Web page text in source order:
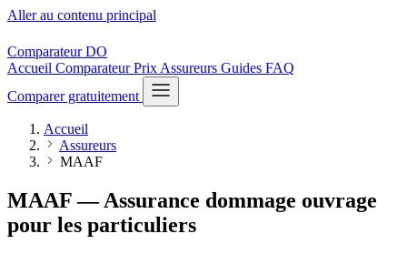
Aller au contenu principal
ComparateurDO
Accueil ComparateurPrix Assureurs Guides FAQ
Comparer gratuitement
Accueil
Assureurs
MAAF
MAAF — Assurance dommage ouvrage
pour les particuliers